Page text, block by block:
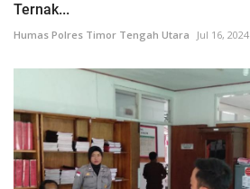
Ternak...
Humas Polres Timor Tengah Utara Jul 16, 2024